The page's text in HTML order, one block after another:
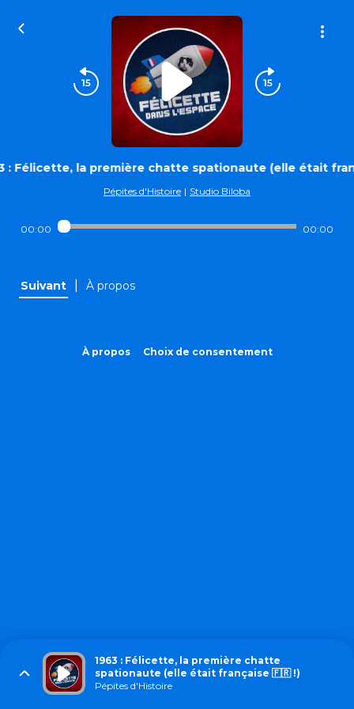
: Félicette, la première chatte spationaute (elle était
Pépites d'Histoire | Studio Biloba
00:00 00:00
Suivant À propos
À propos Choix de consentement
1963 : Félicette, la première chatte
spationaute (elle était française 🇫🇷 !)
Pépites d'Histoire